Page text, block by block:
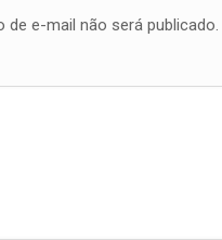
de e-mail não será publicado.